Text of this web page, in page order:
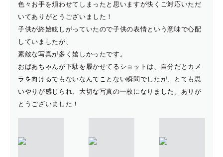
色々お手を煩わせてしまったと思いますが快くご対応いただ
いてありがとうございました！
子供が終始眩しがっていたので子供の表情という意味で心配
していましたが、
素敵な写真が多く嬉しかったです。
おばあちゃんが下駄を履かせてるショットは、自分だとカメ
ラを向けるでもないなんてことない瞬間でしたが、とても思
いやりが感じられ、大切な写真の一枚になりました。ありが
とうございました！